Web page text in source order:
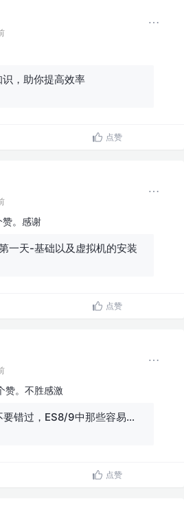
，助你提高效率
点赞
赞。感谢
一天-基础以及虚拟机的安装
点赞
赞。不胜感激
走过路过不要错过，ES8/9中那些容易让你忽视的知识点，快来看一看呀!
点赞